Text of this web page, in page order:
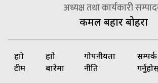
अध्यक्ष तथा कार्यकारी
कमल बहादुर बोहरा
हाम्रो
टीम
हाम्रो
बारेमा
गोपनीयता
नीति
सम्पर्क